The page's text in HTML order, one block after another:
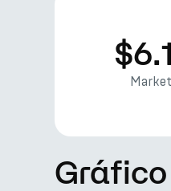
Gráfico